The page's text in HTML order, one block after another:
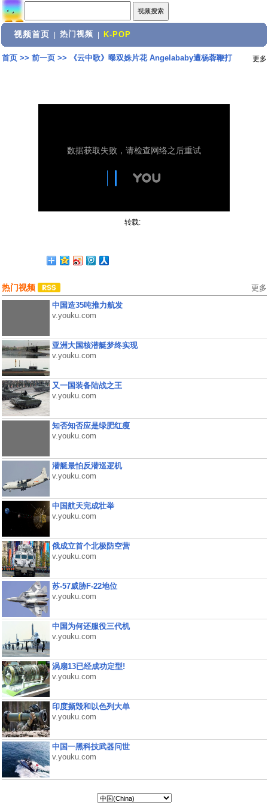
视频首页 热门视频 K-POP
首页>> 前一页>> 《云中歌》曝双姝片花 Angelababy遭杨蓉鞭打 更多
转载:
热门视频 更多
中国造35吨推力航发
v.youku.com
亚洲大国核潜艇梦终实现
v.youku.com
又一国装备陆战之王
v.youku.com
知否知否应是绿肥红瘦
v.youku.com
潜艇最怕反潜巡逻机
v.youku.com
中国航天完成壮举
v.youku.com
俄成立首个北极防空营
v.youku.com
苏-57威胁F-22地位
v.youku.com
中国为何还服役三代机
v.youku.com
涡扇13已经成功定型!
v.youku.com
印度撕毁和以色列大单
v.youku.com
中国一黑科技武器问世
v.youku.com